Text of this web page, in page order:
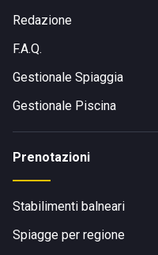
Redazione
F.A.Q.
Gestionale Spiaggia
Gestionale Piscina
Prenotazioni
Stabilimenti balneari
Spiagge per regione